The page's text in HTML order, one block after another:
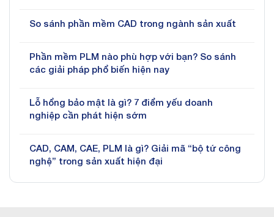
So sánh phần mềm CAD trong ngành sản xuất
Phần mềm PLM nào phù hợp với bạn? So sánh
các giải pháp phổ biến hiện nay
Lỗ hổng bảo mật là gì? 7 điểm yếu doanh
nghiệp cần phát hiện sớm
CAD, CAM, CAE, PLM là gì? Giải mã “bộ tứ công
nghệ” trong sản xuất hiện đại